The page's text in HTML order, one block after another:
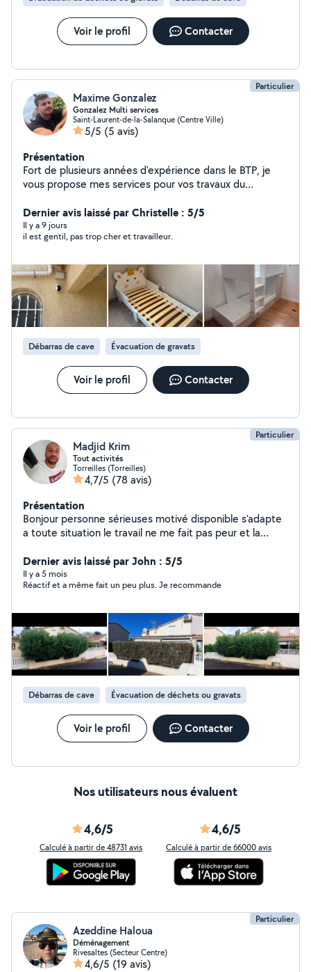
Voir le profil Contacter
Particulier
Maxime Gonzalez
Gonzalez Multi services
Saint-Laurent-de-la-Salanque (Centre Ville)
5/5 (5 avis)
Présentation
Fort de plusieurs années d'expérience dans le BTP, je
vous propose mes services pour vos travaux du
d'électricité, jardinage,montage de meubles, entretien
et nettoyage de piscine, conciergerie et bricolage
divers. Sérieux, réactif et soigneux, je m'engage à fournir
besoins. Intervention rapide ️
Dernier avis laissé par Christelle : 5/5
Il y a 9 jours
il est gentil, pas trop cher et travailleur.
Débarras de cave Évacuation de gravats
Voir le profil Contacter
Particulier
Madjid Krim
Tout activités
Torreilles (Torreilles)
4,7/5 (78 avis)
Présentation
Bonjour personne sérieuses motivé disponible s'adapte
a toute situation le travail ne me fait pas peur et la
ou positif questions de respect merci
Dernier avis laissé par John : 5/5
Il y a 5 mois
Réactif et a même fait un peu plus. Je recommande
Débarras de cave Évacuation de déchets ou gravats
Voir le profil Contacter
Nos utilisateurs nous évaluent
4,6/5
Calculé à partir de 48731 avis
4,6/5
Calculé à partir de 66000 avis
Particulier
Azeddine Haloua
Déménagement
Rivesaltes (Secteur Centre)
4,6/5 (19 avis)